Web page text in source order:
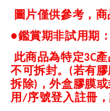
圖片僅供參考，
●鑑賞期非試用期：
此商品為特定3C產
不可拆封。 (若有
拆除) ，外盒膠膜
用 /序號登入註冊